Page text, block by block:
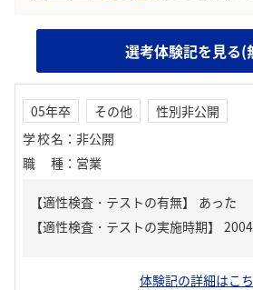
選考体験記を見る(
05年卒 その他
性別非公開
学校名 ： 非公開
職種 ： 営業
【適性検査・テストの有無】 あった
体験記の詳細はこ